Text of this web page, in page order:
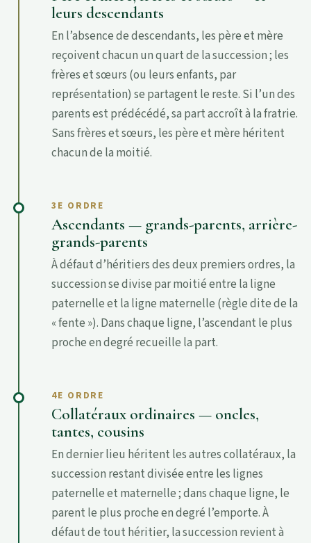
leurs descendants
En l’absence de descendants, les père et mère
reçoivent chacun un quart de la succession ; les
frères et sœurs (ou leurs enfants, par
représentation) se partagent le reste. Si l’un des
parents est prédécédé, sa part accroît à la fratrie.
Sans frères et sœurs, les père et mère héritent
chacun de la moitié.
3E ORDRE
Ascendants — grands-parents, arrière-
grands-parents
À défaut d’héritiers des deux premiers ordres, la
succession se divise par moitié entre la ligne
paternelle et la ligne maternelle (règle dite de la
« fente »). Dans chaque ligne, l’ascendant le plus
proche en degré recueille la part.
4E ORDRE
Collatéraux ordinaires — oncles,
tantes, cousins
En dernier lieu héritent les autres collatéraux, la
succession restant divisée entre les lignes
paternelle et maternelle ; dans chaque ligne, le
parent le plus proche en degré l’emporte. À
défaut de tout héritier, la succession revient à